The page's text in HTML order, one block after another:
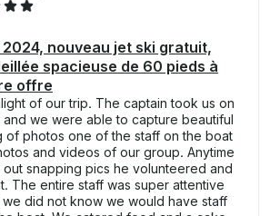
nouveau jet ski gratuit,
spacieuse de 60 pieds à
offre
of our trip. The captain took us on
and we were able to capture beautiful
of photos one of the staff on the boat
and videos of our group. Anytime
snapping pics he volunteered and
The entire staff was super attentive
did not know we would have staff